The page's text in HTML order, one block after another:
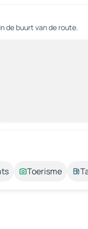
de buurt van de route.
Toerisme